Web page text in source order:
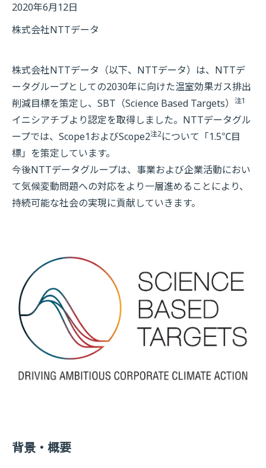
2020年6月12日
株式会社NTTデータ
株式会社NTTデータ（以下、NTTデータ）は、NTTデ
ータグループとしての2030年に向けた温室効果ガス排出
削減目標を策定し、SBT（Science Based Targets）
注1
イニシアチブより認定を取得しました。NTTデータグル
ープでは、Scope1およびScope2注2について「1.5℃目
標」を策定しています。
今後NTTデータグループは、事業および企業活動におい
て気候変動問題への対応をより一層進めることにより、
持続可能な社会の実現に貢献していきます。
背景・概要